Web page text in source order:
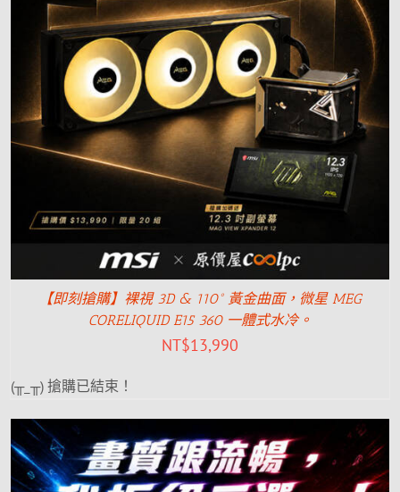
【即刻搶購】裸視 3D & 110° 黃金曲面，微星 MEG
CORELIQUID E15 360 一體式水冷。
NT$13,990
(╥_╥) 搶購已結束！